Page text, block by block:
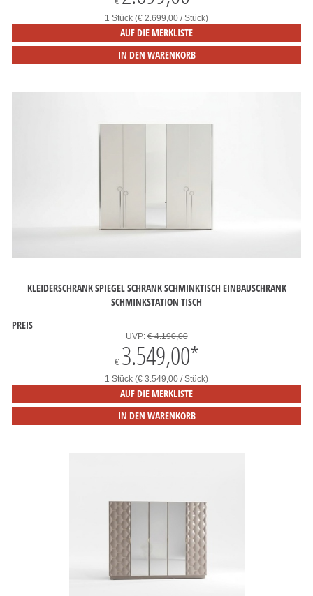
1 Stück (€ 2.699,00 / Stück)
AUF DIE MERKLISTE
IN DEN WARENKORB
KLEIDERSCHRANK SPIEGEL SCHRANK SCHMINKTISCH EINBAUSCHRANK
SCHMINKSTATION TISCH
PREIS
UVP:€ 4.190,00
€ 3.549,00*
1 Stück (€ 3.549,00 / Stück)
AUF DIE MERKLISTE
IN DEN WARENKORB